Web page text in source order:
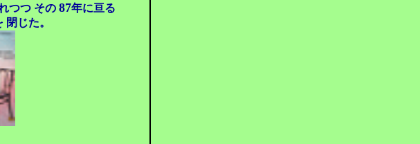
つつ その 87年に亘る
じた。